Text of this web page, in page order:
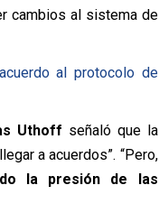
cambios al sistema de
al protocolo de
Uthoff señaló que la
a acuerdos”. “Pero,
la presión de las